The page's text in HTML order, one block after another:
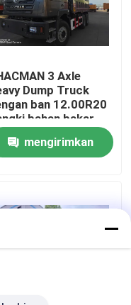
3 Axle
Dump Truck
ban 12.00R20
bahan bakar
dan transmisi
430HP EuroII
Ton
mengirimkan